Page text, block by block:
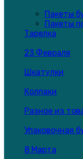
Пакеты
Пакеты
Тарелка
23 Февраля
Шкатулки
Колпаки
Разное из
Упаковочная
8 Марта